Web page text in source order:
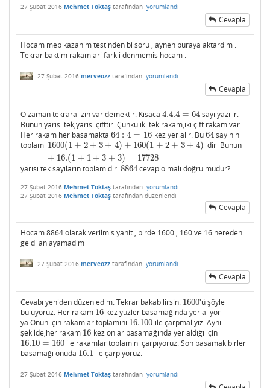
27 Şubat 2016 Mehmet Toktaş tarafından yorumlandı
Cevapla
Hocam meb kazanim testinden bi soru , aynen buraya aktardim .
Tekrar baktim rakamlari farkli denmemis hocam .
27 Şubat 2016 merveozz tarafından yorumlandı
Cevapla
O zaman tekrara izin var demektir. Kısaca 4.4.4 = 64
4.4.4= 64
sayı yazılır.
Bunun yarısı tek,yarısı çifttir. Çünkü iki tek rakam,iki çift rakam var.
Her rakam her basamakta 64 : 4 = 16
64 4 =16 kez yer alır. Bu64
64 sayının
toplamı 1600(1 + 2 + 3 + 4) + 160(1 + 2 + 3 + 4)
+ 16.(1 + 1 + 3 + 3) = 17728
1600(1+2+ 3 +4 + 160(1 +2 +3+4)+ 16. (1 +1 +3+3)= 17728
dir Bunun
yarısı tek sayıların toplamıdır.8864
8864cevap olmalı doğru mudur?
27 Şubat 2016 Mehmet Toktaş tarafından yorumlandı
27 Şubat 2016 Mehmet Toktaş tarafından düzenlendi
Cevapla
Hocam 8864 olarak verilmis yanit , birde 1600 , 160 ve 16 nereden
geldi anlayamadim
27 Şubat 2016 merveozz tarafından yorumlandı
Cevapla
Cevabı yeniden düzenledim. Tekrar bakabilirsin. 1600
1600'ü şöyle
buluyoruz. Her rakam 16
16 kez yüzler basamağında yer alıyor
ya.Onun için rakamlar toplamını 16.100
16.100 ile çarpmalıyız. Aynı
şekilde,her rakam 16
16 kez onlar basamağında yer aldığı için
16.10 = 160
16.10=160
ile rakamlar toplamını çarpıyoruz. Son basamak birler
basamağı onuda 16.1
16.1 ile çarpıyoruz.
27 Şubat 2016 Mehmet Toktaş tarafından yorumlandı